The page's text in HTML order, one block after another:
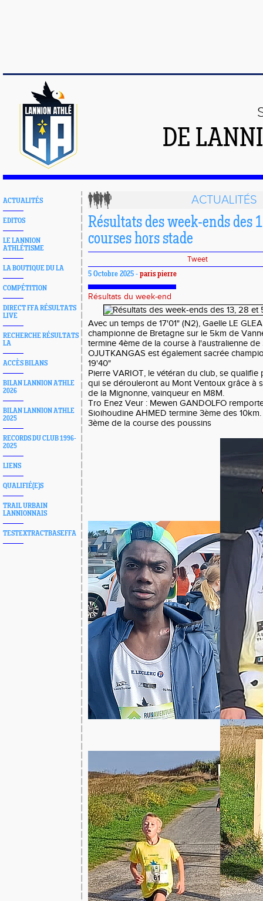
DE
ACTUALITÉS
EDITOS
LE LANNION
ATHLÉTISME
LA BOUTIQUE DU LA
COMPÉTITION
DIRECT FFA RÉSULTATS
LIVE
RECHERCHE RÉSULTATS
LA
ACCÈS BILANS
BILAN LANNION ATHLE
2026
BILAN LANNION ATHLE
2025
RECORDS DU CLUB 1996-
2025
LIENS
QUALIFIÉ(E)S
TRAIL URBAIN
LANNIONNAIS
TESTEXTRACTBASEFFA
ACTUALITÉS
Résultats des week-ends des
courses hors stade
Tweet
5 Octobre 2025 - paris pierre
Résultats du week-end
Avec un temps de 17'01" (N2), Gaelle LE
championne de Bretagne sur le 5km de
termine 4ème de la course à l'australienne de
OJUTKANGAS est également sacrée
19'40"
Pierre VARIOT, le vétéran du club, se qualifie
qui se dérouleront au Mont Ventoux grâce à
de la Mignonne, vainqueur en M8M.
Tro Enez Veur : Mewen GANDOLFO
Sioihoudine AHMED termine 3ème des
3ème de la course des poussins